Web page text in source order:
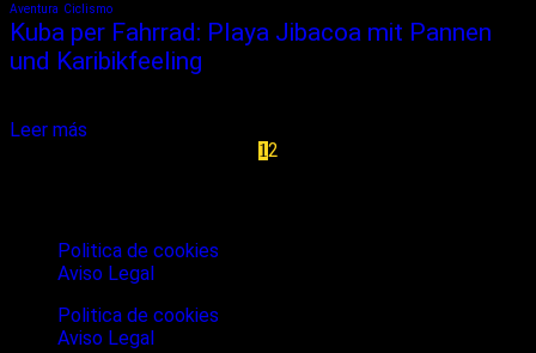
Aventura Ciclismo
Kuba per Fahrrad: Playa Jibacoa mit Pannen
und Karibikfeeling
Leer más
12
Politica de cookies
Aviso Legal
Politica de cookies
Aviso Legal